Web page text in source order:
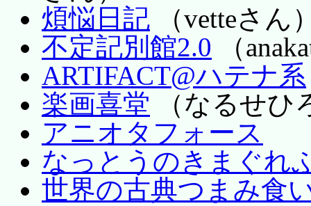
煩悩日記 （vetteさん
不定記別館2.0 （
ARTIFACT@ハテナ系
楽画喜堂 （なるせひ
アニオタフォース
なっとうのきまぐれ
世界の古典つまみ食